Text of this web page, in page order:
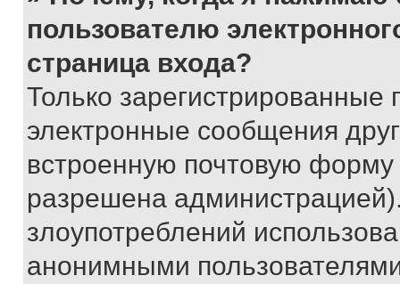
пользователю
страница входа?
Только зарегистрированные
электронные сообщения
встроенную почтовую
разрешена
злоупотреблений
анонимными